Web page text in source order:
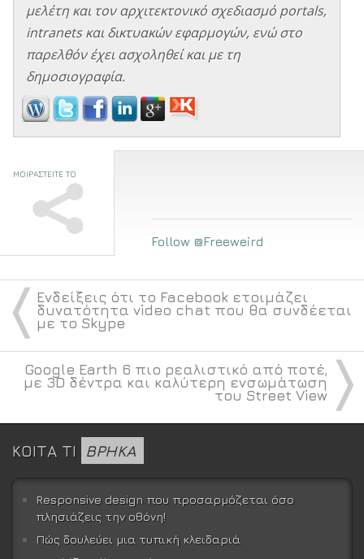
μελέτη και τον αρχιτεκτονικό σχεδιασμό portals,
intranets και δικτυακών εφαρμογών, ενώ στο
παρελθόν έχει ασχοληθεί και με τη
δημοσιογραφία.
ΜΟΙΡΑΣΤΕΙΤΕ ΤΟ
Follow @Freeweird
〈 Ενδείξεις ότι το Facebook ετοιμάζει
δυνατότητα video chat που θα συνδέεται
με το Skype
〉
Google Earth 6 πιο ρεαλιστικό από ποτέ,
με 3D δέντρα και καλύτερη ενσωμάτωση
του Street View
ΚΟΙΤΑ ΤΙ ΒΡΗΚΑ
Responsive design που προσαρμόζεται όσο
πλησιάζεις την οθόνη!
Πώς δουλεύει μια τυπική κλειδαριά